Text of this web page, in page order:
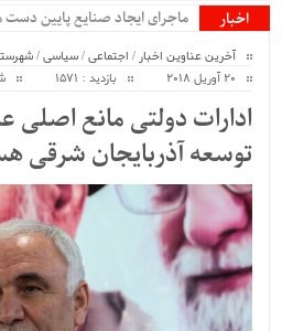
اخبار
ماجرای ایجاد صنایع پایین
آخرین عناوین اخبار / اجتماعی/سیاسی/
بازدید : 1571
ادارات دولتی مانع اصلی
توسعه آذربایجان شرقی